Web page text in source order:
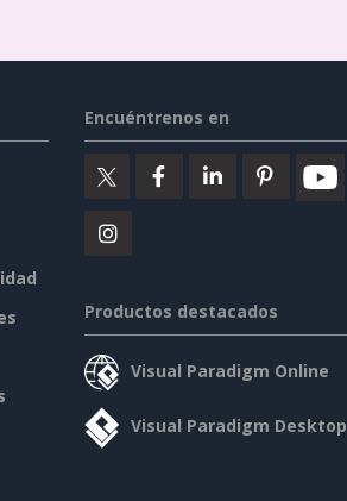
Encuéntrenos en
Productos destacados
Visual Paradigm Online
Visual Paradigm Desktop